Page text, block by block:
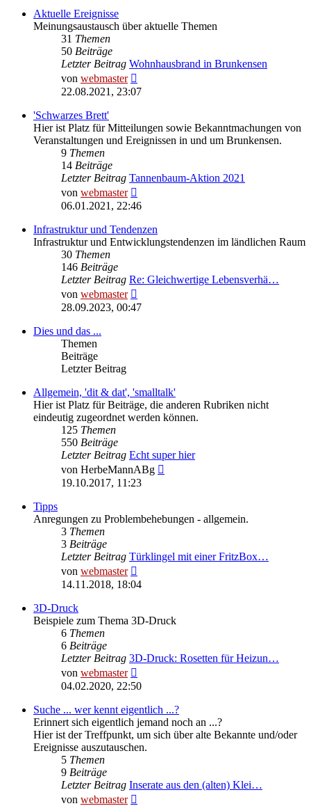
Aktuelle Ereignisse
Meinungsaustausch über aktuelle Themen
31 Themen
50 Beiträge
Letzter Beitrag Wohnhausbrand in Brunkensen
von webmaster
Beitrag
22.08.2021, 23:07
'Schwarzes Brett'
Hier ist Platz für Mitteilungen sowie Bekanntmachungen von
Veranstaltungen und Ereignissen in und um Brunkensen.
9 Themen
14 Beiträge
Letzter Beitrag Tannenbaum-Aktion 2021
von webmaster
Beitrag
06.01.2021, 22:46
Infrastruktur und Tendenzen
Infrastruktur und Entwicklungstendenzen im ländlichen Raum
30 Themen
146 Beiträge
Letzter Beitrag Re: Gleichwertige Lebensverhä…
von webmaster
Beitrag
28.09.2023, 00:47
Dies und das ...
Themen
Beiträge
Letzter Beitrag
Allgemein, 'dit & dat', 'smalltalk'
Hier ist Platz für Beiträge, die anderen Rubriken nicht
eindeutig zugeordnet werden können.
125 Themen
550 Beiträge
Letzter Beitrag Echt super hier
von HerbeMannABg
19.10.2017, 11:23
Tipps
Anregungen zu Problembehebungen - allgemein.
3 Themen
3 Beiträge
Letzter Beitrag Türklingel mit einer FritzBox…
von webmaster
Beitrag
14.11.2018, 18:04
3D-Druck
Beispiele zum Thema 3D-Druck
6 Themen
6 Beiträge
Letzter Beitrag 3D-Druck: Rosetten für Heizun…
von webmaster
Beitrag
04.02.2020, 22:50
Suche ... wer kennt eigentlich ...?
Erinnert sich eigentlich jemand noch an ...?
Hier ist der Treffpunkt, um sich über alte Bekannte und/oder
Ereignisse auszutauschen.
5 Themen
9 Beiträge
Letzter Beitrag Inserate aus den (alten) Klei…
von webmaster